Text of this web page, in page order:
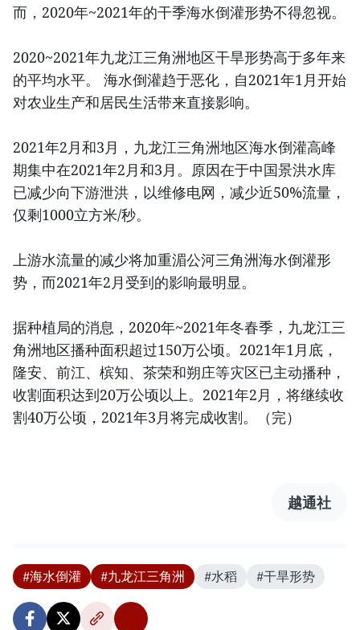
而，2020年~2021年的干季海水倒灌形势不得忽视。
2020~2021年九龙江三角洲地区干旱形势高于多年来
的平均水平。 海水倒灌趋于恶化，自2021年1月开始
对农业生产和居民生活带来直接影响。
2021年2月和3月，九龙江三角洲地区海水倒灌高峰
期集中在2021年2月和3月。原因在于中国景洪水库
已减少向下游泄洪，以维修电网，减少近50%流量，
仅剩1000立方米/秒。
上游水流量的减少将加重湄公河三角洲海水倒灌形
势，而2021年2月受到的影响最明显。
据种植局的消息，2020年~2021年冬春季，九龙江三
角洲地区播种面积超过150万公顷。2021年1月底，
隆安、前江、槟知、茶荣和朔庄等灾区已主动播种，
收割面积达到20万公顷以上。2021年2月，将继续收
割40万公顷，2021年3月将完成收割。（完）
越通社
#海水倒灌 #九龙江三角洲 #水稻 #干旱形势